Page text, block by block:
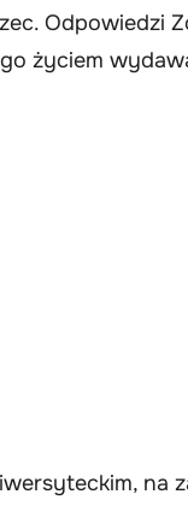
Odpowiedzi
życiem
na